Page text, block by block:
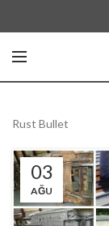
Rust Bullet
03
AĞU